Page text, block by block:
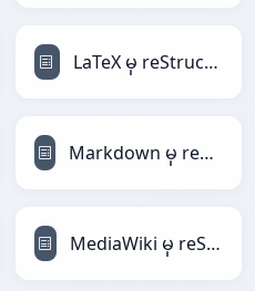
LaTeX မှ reStructuredText
Markdown မှ reStructuredText
MediaWiki မှ reStructuredText